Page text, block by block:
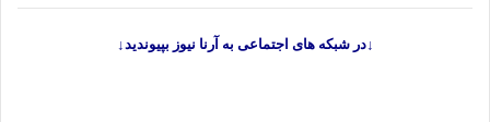
↓در شبکه های اجتماعی به آرنا نیوز بپیوندید↓